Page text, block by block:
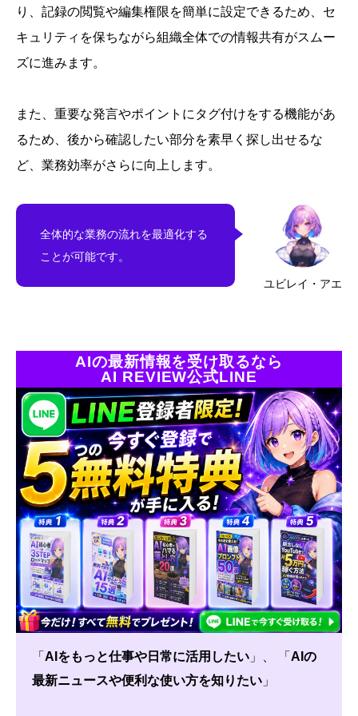
り、記録の閲覧や編集権限を簡単に設定できるため、セ
キュリティを保ちながら組織全体での情報共有がスムー
ズに進みます。
また、重要な発言やポイントにタグ付けをする機能があ
るため、後から確認したい部分を素早く探し出せるな
ど、業務効率がさらに向上します。
ユビレイ・アエ
全体的な業務の流れを最適化する
ことが可能です。
AIの最新情報を受け取るなら
AI REVIEW公式LINE
「 AIをもっと仕事や日常に活用したい 」、 「 AIの
最新ニュースや便利な使い方を知りたい 」